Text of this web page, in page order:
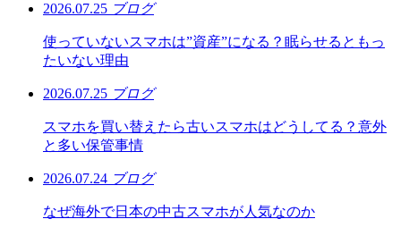
2026.07.25 ブログ
使っていないスマホは”資産”になる？眠らせるともっ
たいない理由
2026.07.25 ブログ
スマホを買い替えたら古いスマホはどうしてる？意外
と多い保管事情
2026.07.24 ブログ
なぜ海外で日本の中古スマホが人気なのか